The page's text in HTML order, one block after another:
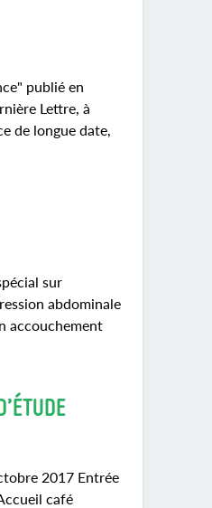
publié en
Lettre, à
de longue date,
sur
abdominale
accouchement
2017 Entrée
café